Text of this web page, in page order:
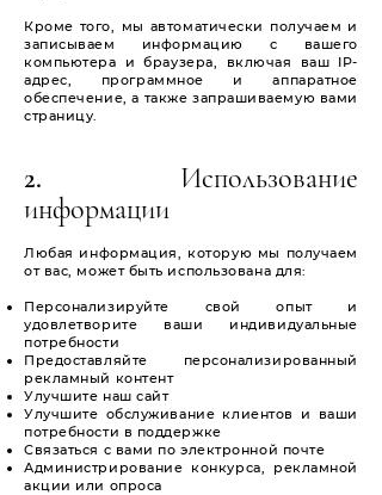
Кроме того, мы автоматически получаем и
записываем информацию с вашего
компьютера и браузера, включая ваш IP-
адрес, программное и аппаратное
обеспечение, а также запрашиваемую вами
страницу.
2. Использование
информации
Любая информация, которую мы получаем
от вас, может быть использована для:
Персонализируйте свой опыт и
удовлетворите ваши индивидуальные
потребности
Предоставляйте персонализированный
рекламный контент
Улучшите наш сайт
Улучшите обслуживание клиентов и ваши
потребности в поддержке
Связаться с вами по электронной почте
Администрирование конкурса, рекламной
акции или опроса